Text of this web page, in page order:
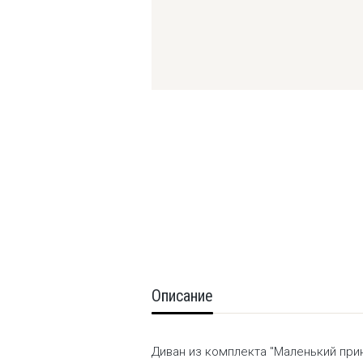
Описание
Диван из комплекта "Маленький